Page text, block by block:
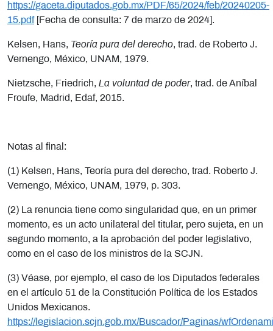
https://gaceta.diputados.gob.mx/PDF/65/2024/feb/20240205-
15.pdf[Fecha de consulta: 7 de marzo de 2024].
Kelsen, Hans, Teoría pura del derecho, trad. de Roberto J.
Vernengo, México, UNAM, 1979.
Nietzsche, Friedrich, La voluntad de poder, trad. de Aníbal
Froufe, Madrid, Edaf, 2015.
Notas al final:
(1) Kelsen, Hans, Teoría pura del derecho, trad. Roberto J.
Vernengo, México, UNAM, 1979, p. 303.
(2) La renuncia tiene como singularidad que, en un primer
momento, es un acto unilateral del titular, pero sujeta, en un
segundo momento, a la aprobación del poder legislativo,
como en el caso de los ministros de la SCJN.
(3) Véase, por ejemplo, el caso de los Diputados federales
en el artículo 51 de la Constitución Política de los Estados
Unidos Mexicanos.
https://legislacion.scjn.gob.mx/Buscador/Paginas/